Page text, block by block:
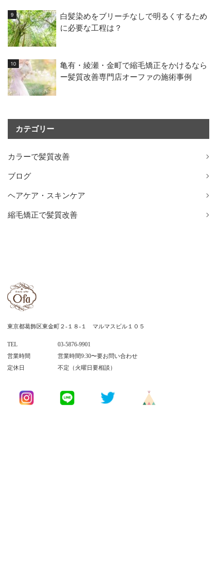
白髪染めをブリーチなしで明るくするため
に必要な工程は？
亀有・綾瀬・金町で縮毛矯正をかけるなら
ー髪質改善専門店オーファの施術事例
カテゴリー
カラーで髪質改善
ブログ
ヘアケア・スキンケア
縮毛矯正で髪質改善
東京都葛飾区東金町２-１８-１ マルマスビル１０５
TEL
03-5876-9901
営業時間
営業時間9:30〜要お問い合わせ
定休日
不定（火曜日要相談）